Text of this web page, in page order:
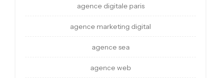
agence digitale paris
agence marketing digital
agence sea
agence web